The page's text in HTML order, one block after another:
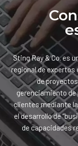
Sting Ray & Co. es
regional de
de
gerenciamiento de
clientes mediante
el desarrollo de
de capacidades